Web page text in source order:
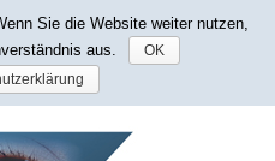
76 86 | bp@blic-voraus.de
Sie die Website weiter nutzen,
aus.
OK